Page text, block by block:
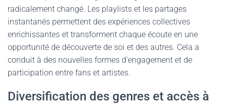
radicalement changé. Les playlists et les partages
instantanés permettent des expériences collectives
enrichissantes et transforment chaque écoute en une
opportunité de découverte de soi et des autres. Cela a
conduit à des nouvelles formes d’engagement et de
participation entre fans et artistes.
Diversification des genres et accès à